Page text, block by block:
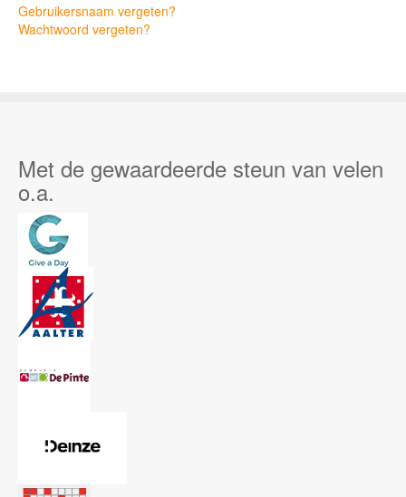
Gebruikersnaam vergeten?
Wachtwoord vergeten?
Met de gewaardeerde steun van velen
o.a.